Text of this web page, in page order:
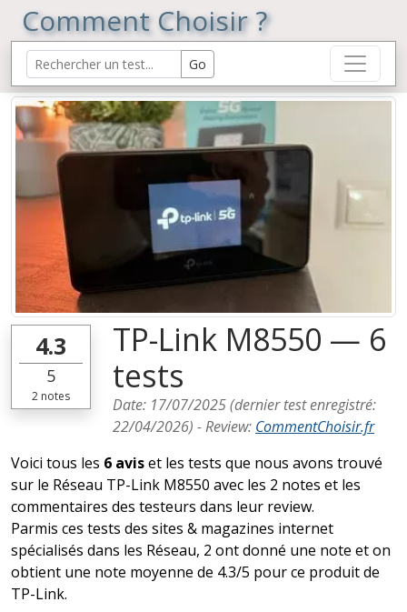
Comment Choisir ?
4.3
5
2 notes
TP-Link M8550 — 6
tests
Date: 17/07/2025(dernier test enregistré:
22/04/2026) -Review: CommentChoisir.fr
Voici tous les 6 aviset les tests que nous avons trouvé
sur le Réseau TP-Link M8550 avec les 2 notes et les
commentaires des testeurs dans leur review.
Parmis ces tests des sites & magazines internet
spécialisés dans les Réseau, 2 ont donné une note et on
obtient une note moyenne de 4.3/5 pour ce produit de
TP-Link.